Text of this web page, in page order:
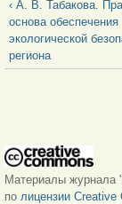
‹ А. В. Табакова.
основа обеспечения
экологической
региона
Материалы
по лицензии